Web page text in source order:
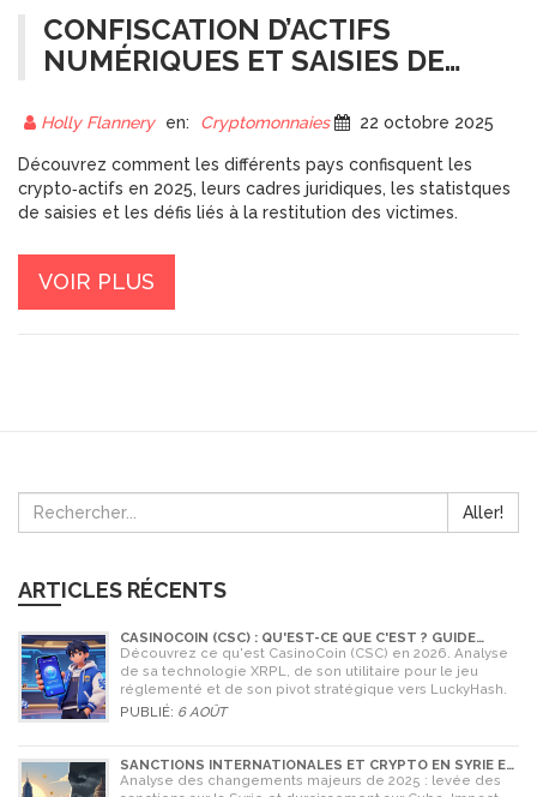
CONFISCATION D’ACTIFS
NUMÉRIQUES ET SAISIES DE
EN 2025
Holly Flannery en: Cryptomonnaies 22 octobre 2025
Découvrez comment les différents pays confisquent les
crypto‑actifs en 2025, leurs cadres juridiques, les statis­tques
de saisies et les défis liés à la restitution des victimes.
VOIR PLUS
Aller!
ARTICLES RÉCENTS
CASINOCOIN (CSC) : QU'EST-CE QUE C'EST ? GUIDE
COMPLET, TOKENOMICS ET AVENIR EN 2026
Découvrez ce qu'est CasinoCoin (CSC) en 2026. Analyse
de sa technologie XRPL, de son utilitaire pour le jeu
réglementé et de son pivot stratégique vers LuckyHash.
PUBLIÉ: 6 AOÛT
SANCTIONS INTERNATIONALES ET CRYPTO EN SYRIE ET
CUBA : L'IMPACT MAJEUR DE 2025
Analyse des changements majeurs de 2025 : levée des